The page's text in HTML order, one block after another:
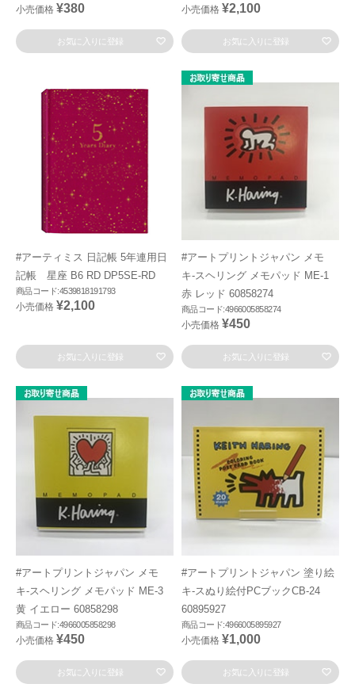
小売価格 ¥380
お気に入りに登録
小売価格 ¥2,100
お気に入りに登録
#アーティミス 日記帳 5年連用日
記帳 星座 B6 RD DP5SE-RD
商品コード:4539818191793
小売価格 ¥2,100
お気に入りに登録
#アートプリントジャパン メモ
キ-スヘリング メモパッド ME-1
赤 レッド 60858274
商品コード:4966005858274
小売価格 ¥450
お気に入りに登録
#アートプリントジャパン メモ
キ-スヘリング メモパッド ME-3
黄 イエロー 60858298
商品コード:4966005858298
小売価格 ¥450
お気に入りに登録
#アートプリントジャパン 塗り絵
キ-スぬり絵付PCブックCB-24
60895927
商品コード:4966005895927
小売価格 ¥1,000
お気に入りに登録